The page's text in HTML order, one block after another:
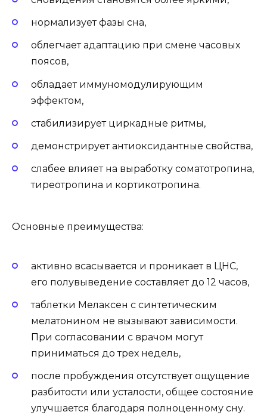
нормализует фазы сна,
облегчает адаптацию при смене часовых
поясов,
обладает иммуномодулирующим
эффектом,
стабилизирует циркадные ритмы,
демонстрирует антиоксидантные свойства,
слабее влияет на выработку соматотропина,
тиреотропина и кортикотропина.
Основные преимущества:
активно всасывается и проникает в ЦНС,
его полувыведение составляет до 12 часов,
таблетки Мелаксен с синтетическим
мелатонином не вызывают зависимости.
При согласовании с врачом могут
приниматься до трех недель,
после пробуждения отсутствует ощущение
разбитости или усталости, общее состояние
улучшается благодаря полноценному сну.